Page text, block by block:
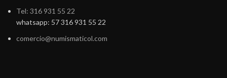
Tel: 316 931 55 22
whatsapp: 57 316 931 55 22
comercio@numismaticol.com